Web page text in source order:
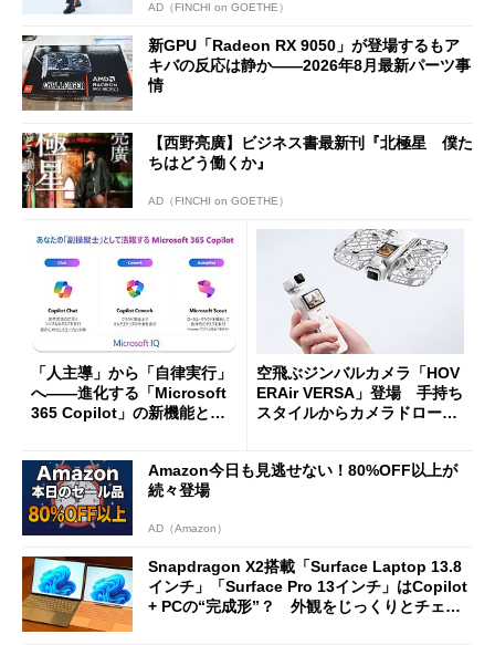
AD（FINCHI on GOETHE）
新GPU「Radeon RX 9050」が登場するもア
キバの反応は静か――2026年8月最新パーツ事
情
【西野亮廣】ビジネス書最新刊『北極星 僕た
ちはどう働くか』
AD（FINCHI on GOETHE）
「人主導」から「自律実行」
へ――進化する「Microsoft
365 Copilot」の新機能とエ
空飛ぶジンバルカメラ「HOV
ERAir VERSA」登場 手持ち
スタイルからカメラドローン
Amazon今日も見逃せない！80%OFF以上が
続々登場
AD（Amazon）
Snapdragon X2搭載「Surface Laptop 13.8
インチ」「Surface Pro 13インチ」はCopilot
+ PCの“完成形”？ 外観をじっくりとチェッ